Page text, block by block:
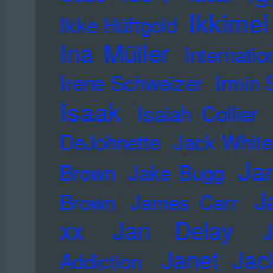
Ikke Hüftgold Ikkimel
Ina Müller
Irene Schweizer Irmin
Isaak Isaiah Collier
DeJohnette Jack White
Brown Jake Bugg
Brown James Carr
xx
Jan Delay
Addiction
Janet